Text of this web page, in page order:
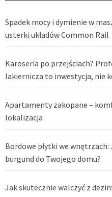
Spadek mocy i dymienie w
usterki układów Common Rail
Karoseria po przejściach?
lakiernicza to inwestycja, nie
Apartamenty zakopane –
lokalizacja
Bordowe płytki we
burgund do Twojego domu?
Jak skutecznie walczyć z